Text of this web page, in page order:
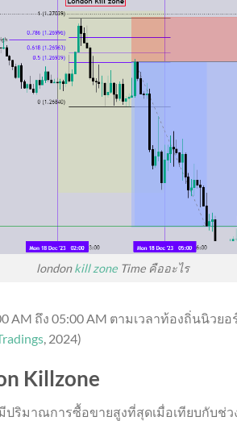
londonkill zone Time คืออะไร
AM ถึง 05:00 AM ตามเวลาท้องถิ่นนิวย
, 2024)
Killzone
ปริมาณการซื้อขายสูงที่สุดเมื่อเทียบกับช่ว